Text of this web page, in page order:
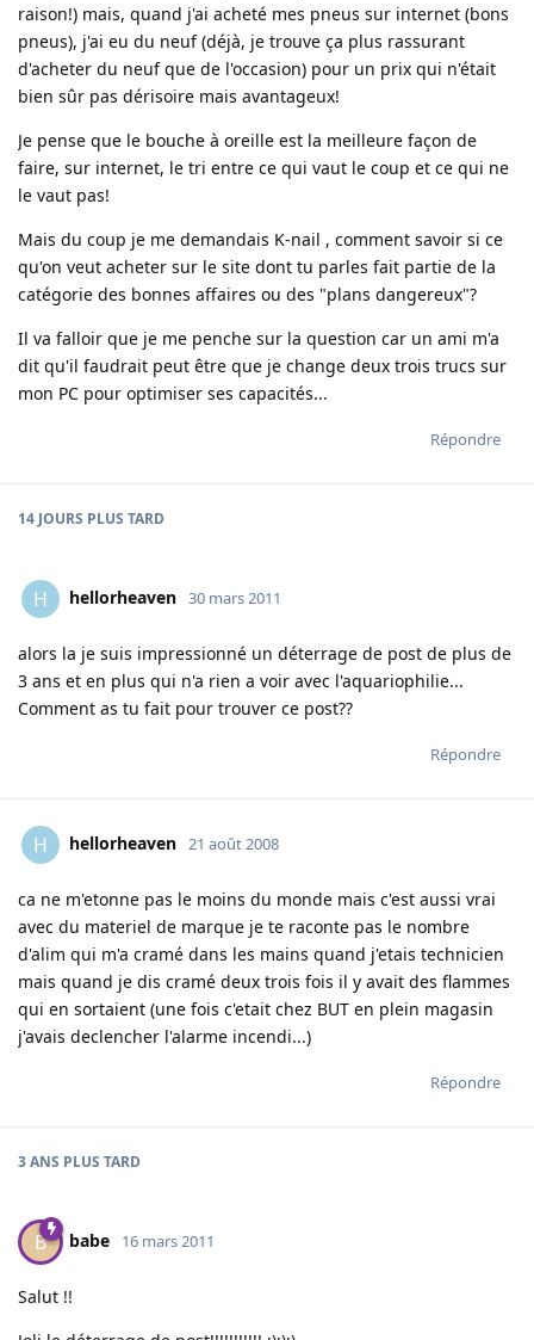
raison!) mais, quand j'ai acheté mes pneus sur internet (bons
pneus), j'ai eu du neuf (déjà, je trouve ça plus rassurant
d'acheter du neuf que de l'occasion) pour un prix qui n'était
bien sûr pas dérisoire mais avantageux!
Je pense que le bouche à oreille est la meilleure façon de
faire, sur internet, le tri entre ce qui vaut le coup et ce qui ne
le vaut pas!
Mais du coup je me demandais K-nail , comment savoir si ce
qu'on veut acheter sur le site dont tu parles fait partie de la
catégorie des bonnes affaires ou des "plans dangereux"?
Il va falloir que je me penche sur la question car un ami m'a
dit qu'il faudrait peut être que je change deux trois trucs sur
mon PC pour optimiser ses capacités...
Répondre
14 JOURS PLUS TARD
H hellorheaven 30 mars 2011
alors la je suis impressionné un déterrage de post de plus de
3 ans et en plus qui n'a rien a voir avec l'aquariophilie...
Comment as tu fait pour trouver ce post??
Répondre
H hellorheaven 21 août 2008
ca ne m'etonne pas le moins du monde mais c'est aussi vrai
avec du materiel de marque je te raconte pas le nombre
d'alim qui m'a cramé dans les mains quand j'etais technicien
mais quand je dis cramé deux trois fois il y avait des flammes
qui en sortaient (une fois c'etait chez BUT en plein magasin
j'avais declencher l'alarme incendi...)
Répondre
3 ANS PLUS TARD
B babe 16 mars 2011
Salut !!